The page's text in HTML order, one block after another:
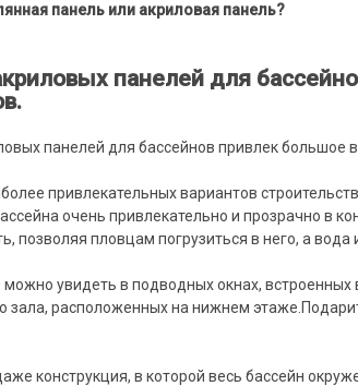
панель или акриловая панель?
панелей для
панелей для бассейнов привлек большое
привлекательных вариантов
очень привлекательно и прозрачно в
позволяя пловцам погрузиться в него, а
можно увидеть в подводных окнах,
зала, расположенных на нижнем
конструкция, в которой весь бассейн